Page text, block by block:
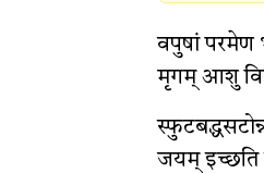
वपुषां परमेण
मृगम् आशु
जयम् इच्छति